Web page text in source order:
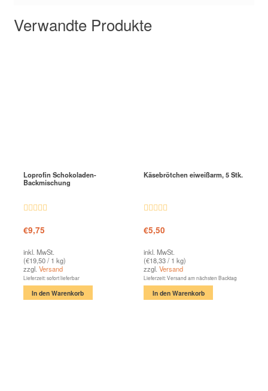
Verwandte Produkte
Loprofin Schokoladen-
Backmischung
4.85von 5
€9,75
inkl. MwSt.
(€19,50/ 1 kg)
zzgl. Versand
Lieferzeit: sofort lieferbar
In den Warenkorb
Käsebrötchen eiweißarm, 5 Stk.
mit4.63
€5,50
inkl. MwSt.
(€18,33/ 1 kg)
zzgl. Versand
Lieferzeit: Versand am nächsten Backtag
In den Warenkorb